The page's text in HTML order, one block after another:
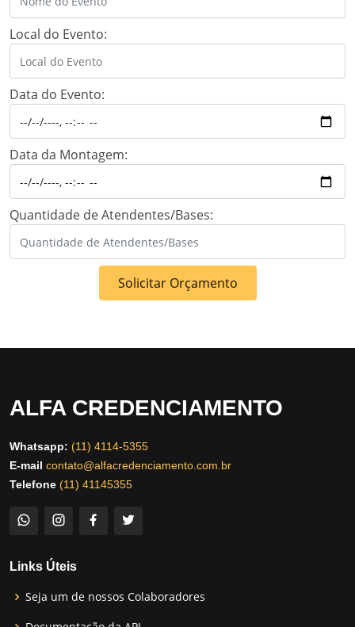
Local do Evento:
Data do Evento:
Data da Montagem:
Quantidade de Atendentes/Bases:
Solicitar Orçamento
ALFA CREDENCIAMENTO
Whatsapp: (11) 4114-5355
E-mail contato@alfacredenciamento.com.br
Telefone (11) 41145355
Links Úteis
Seja um de nossos Colaboradores